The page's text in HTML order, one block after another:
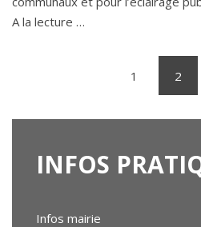
A la lecture …
1
2
INFOS
Infos mairie